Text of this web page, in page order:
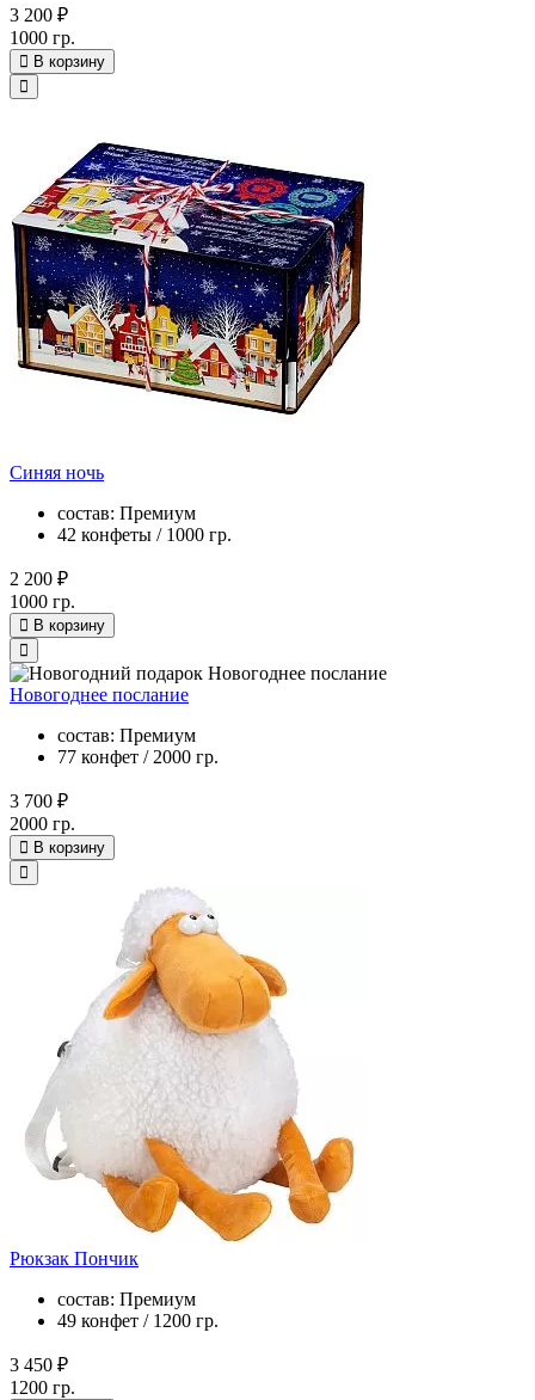
3 200 ₽
1000 гр.
В корзину
Синяя ночь
состав: Премиум
42 конфеты / 1000 гр.
2 200 ₽
1000 гр.
В корзину
Новогоднее послание
состав: Премиум
77 конфет / 2000 гр.
3 700 ₽
2000 гр.
В корзину
Рюкзак Пончик
состав: Премиум
49 конфет / 1200 гр.
3 450 ₽
1200 гр.